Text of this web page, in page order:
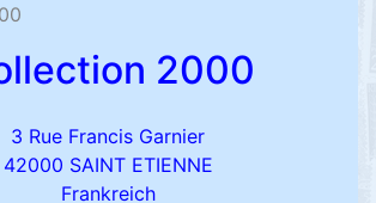
2000
3 Rue Francis Garnier
42000 SAINT ETIENNE
Frankreich